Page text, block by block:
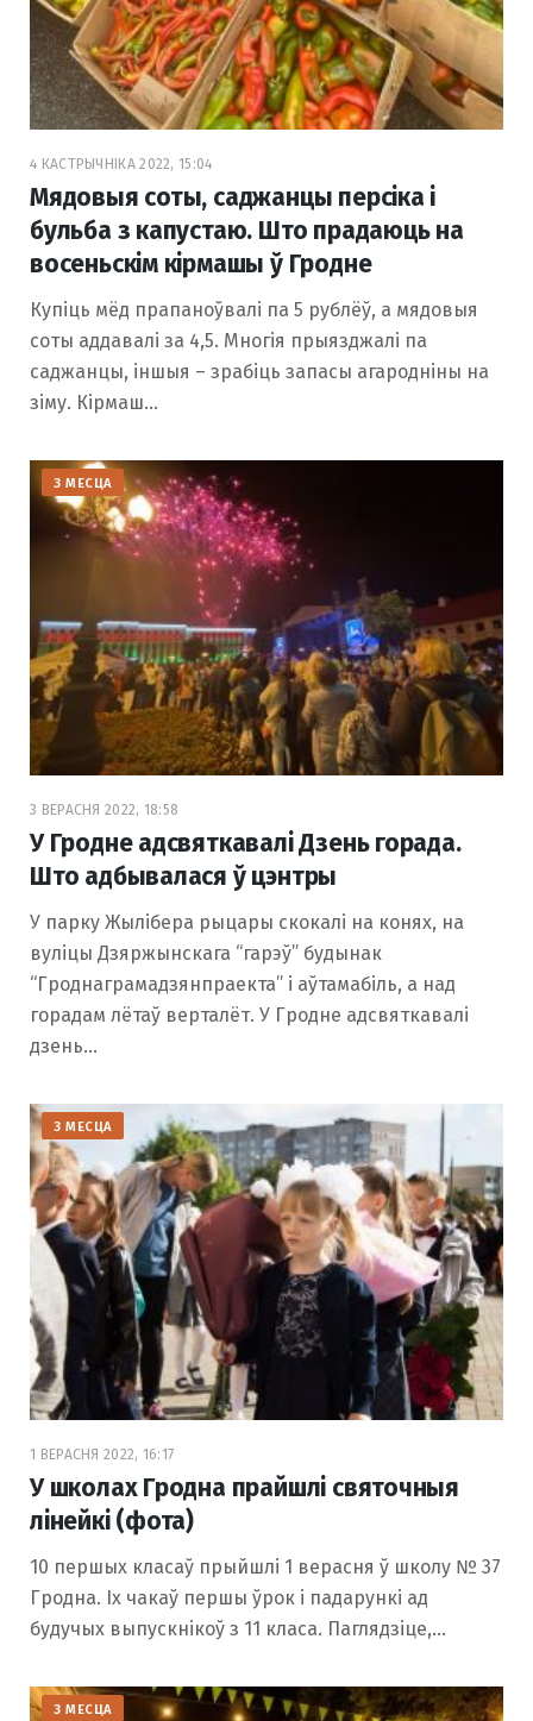
4 КАСТРЫЧНІКА 2022, 15:04
Мядовыя соты, саджанцы персіка і
бульба з капустаю. Што прадаюць на
восеньскім кірмашы ў Гродне
Купіць мёд прапаноўвалі па 5 рублёў, а мядовыя
соты аддавалі за 4,5. Многія прыязджалі па
саджанцы, іншыя – зрабіць запасы агародніны на
зіму. Кірмаш…
З МЕСЦА
3 ВЕРАСНЯ 2022, 18:58
У Гродне адсвяткавалі Дзень горада.
Што адбывалася ў цэнтры
У парку Жылібера рыцары скокалі на конях, на
вуліцы Дзяржынскага “гарэў” будынак
“Гроднаграмадзянпраекта” і аўтамабіль, а над
горадам лётаў верталёт. У Гродне адсвяткавалі
дзень…
З МЕСЦА
1 ВЕРАСНЯ 2022, 16:17
У школах Гродна прайшлі святочныя
лінейкі (фота)
10 першых класаў прыйшлі 1 верасня ў школу № 37
Гродна. Іх чакаў першы ўрок і падарункі ад
будучых выпускнікоў з 11 класа. Паглядзіце,…
З МЕСЦА